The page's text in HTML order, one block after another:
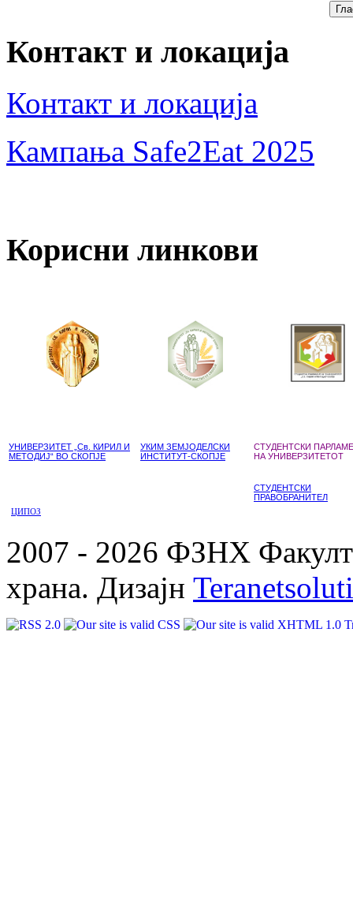
Контакт и локација
Контакт и локација
Кампања Safe2Eat 2025
Корисни линкови
УНИВЕРЗИТЕТ „Св. КИРИЛ И
МЕТОДИЈ“ ВО СКОПЈЕ
УКИМ ЗЕМЈОДЕЛСКИ
ИНСТИТУТ-СКОПЈЕ
СТУДЕНТСКИ
НА УНИВЕРЗИТЕТОТ
СТУДЕНТСКИ
ПРАВОБРАНИТЕЛ
ЦИПОЗ
2007 - 2026 ФЗНХ
храна. Дизајн